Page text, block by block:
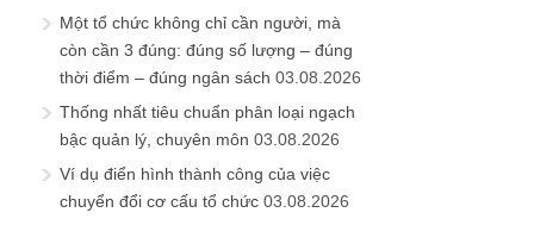
Một tổ chức không chỉ cần người, mà
còn cần 3 đúng: đúng số lượng – đúng
thời điểm – đúng ngân sách 03.08.2026
Thống nhất tiêu chuẩn phân loại ngạch
bậc quản lý, chuyên môn 03.08.2026
Ví dụ điển hình thành công của việc
chuyển đổi cơ cấu tổ chức 03.08.2026